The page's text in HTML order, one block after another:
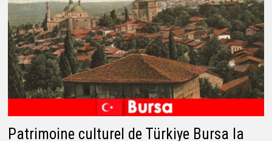
Patrimoine culturel de Türkiye Bursa la